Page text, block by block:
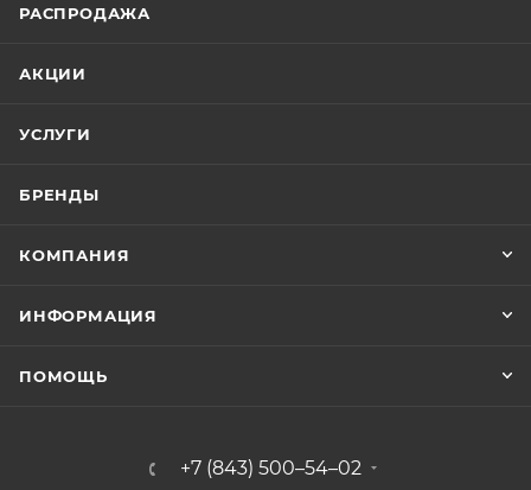
РАСПРОДАЖА
АКЦИИ
УСЛУГИ
БРЕНДЫ
КОМПАНИЯ
ИНФОРМАЦИЯ
ПОМОЩЬ
+7 (843) 500–54–02